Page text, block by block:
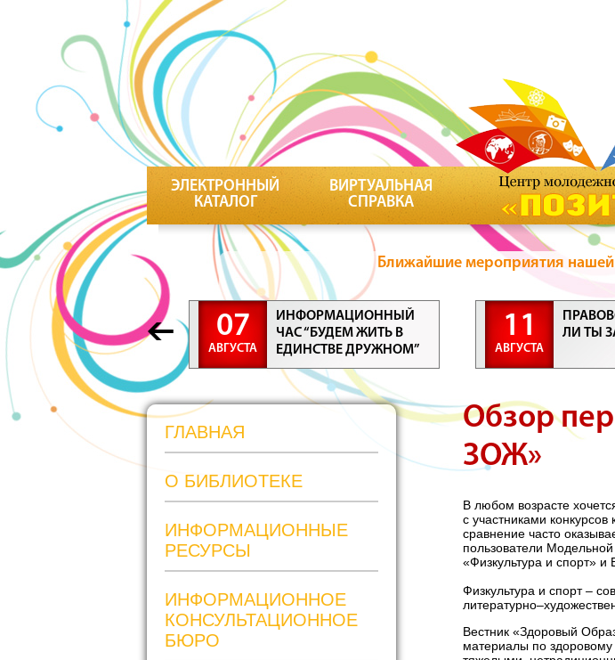
ЭЛЕКТРОННЫЙ
КАТАЛОГ
ВИРТУАЛЬНАЯ
СПРАВКА
Ближайшие мероприятия нашей
07
АВГУСТА
ИНФОРМАЦИОННЫЙ
ЧАС “БУДЕМ ЖИТЬ В
ЕДИНСТВЕ ДРУЖНОМ”
11
АВГУСТА
ЛИ ТЫ
ГЛАВНАЯ
О БИБЛИОТЕКЕ
ИНФОРМАЦИОННЫЕ
РЕСУРСЫ
ИНФОРМАЦИОННОЕ
КОНСУЛЬТАЦИОННОЕ
БЮРО
Обзор
ЗОЖ»
В любом возрасте
с участниками
сравнение часто
пользователи
«Физкультура и спорт» и
Физкультура и спорт –
Вестник «Здоровый
материалы по